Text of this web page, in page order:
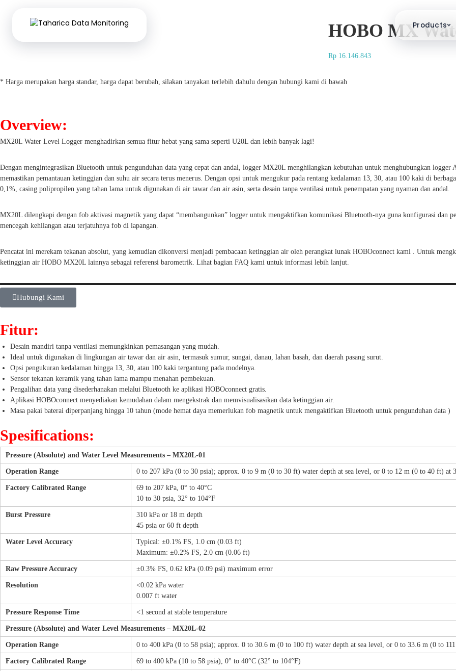
Products
HOBO MX
Rp 16.146.843
* Harga merupakan harga standar, harga dapat berubah, silakan tanyakan terlebih dahulu dengan hubungi kami di bawah
Overview:
MX20L Water Level Logger menghadirkan semua fitur hebat yang sama seperti U20L dan lebih banyak lagi!
Dengan mengintegrasikan Bluetooth untuk pengunduhan data yang cepat dan andal, logger MX20L menghilangkan kebutuhan untuk menghubungkan logger
memastikan pemantauan ketinggian dan suhu air secara terus menerus. Dengan opsi untuk mengukur pada rentang kedalaman 13, 30, atau 100 kaki di
0,1%, casing polipropilen yang tahan lama untuk digunakan di air tawar dan air asin, serta desain tanpa ventilasi untuk penempatan yang nyaman dan andal.
MX20L dilengkapi dengan fob aktivasi magnetik yang dapat “membangunkan” logger untuk mengaktifkan komunikasi Bluetooth-nya guna konfigurasi dan
mencegah kehilangan atau terjatuhnya fob di lapangan.
Pencatat ini merekam tekanan absolut, yang kemudian dikonversi menjadi pembacaan ketinggian air oleh perangkat lunak HOBOconnect kami . Untuk
ketinggian air HOBO MX20L lainnya sebagai referensi barometrik. Lihat bagian FAQ kami untuk informasi lebih lanjut.
Hubungi Kami
Fitur:
Desain mandiri tanpa ventilasi memungkinkan pemasangan yang mudah.
Ideal untuk digunakan di lingkungan air tawar dan air asin, termasuk sumur, sungai, danau, lahan basah, dan daerah pasang surut.
Opsi pengukuran kedalaman hingga 13, 30, atau 100 kaki tergantung pada modelnya.
Sensor tekanan keramik yang tahan lama mampu menahan pembekuan.
Pengalihan data yang disederhanakan melalui Bluetooth ke aplikasi HOBOconnect gratis.
Aplikasi HOBOconnect menyediakan kemudahan dalam mengekstrak dan memvisualisasikan data ketinggian air.
Masa pakai baterai diperpanjang hingga 10 tahun (mode hemat daya memerlukan fob magnetik untuk mengaktifkan Bluetooth untuk pengunduhan data )
Spesifications:
Pressure (Absolute) and Water Level Measurements – MX20L-01
Operation Range 0 to 207 kPa (0 to 30 psia); approx. 0 to 9 m (0 to 30 ft) water depth at sea level, or 0 to 12 m (0 to 40 ft) at
Factory Calibrated Range
69 to 207 kPa, 0° to 40°C
10 to 30 psia, 32° to 104°F
Burst Pressure
310 kPa or 18 m depth
45 psia or 60 ft depth
Water Level Accuracy
Typical: ±0.1% FS, 1.0 cm (0.03 ft)
Maximum: ±0.2% FS, 2.0 cm (0.06 ft)
Raw Pressure Accuracy ±0.3% FS, 0.62 kPa (0.09 psi) maximum error
Resolution
<0.02 kPa water
0.007 ft water
Pressure Response Time <1 second at stable temperature
Pressure (Absolute) and Water Level Measurements – MX20L-02
Operation Range 0 to 400 kPa (0 to 58 psia); approx. 0 to 30.6 m (0 to 100 ft) water depth at sea level, or 0 to 33.6 m (0 to
Factory Calibrated Range 69 to 400 kPa (10 to 58 psia), 0° to 40°C (32° to 104°F)